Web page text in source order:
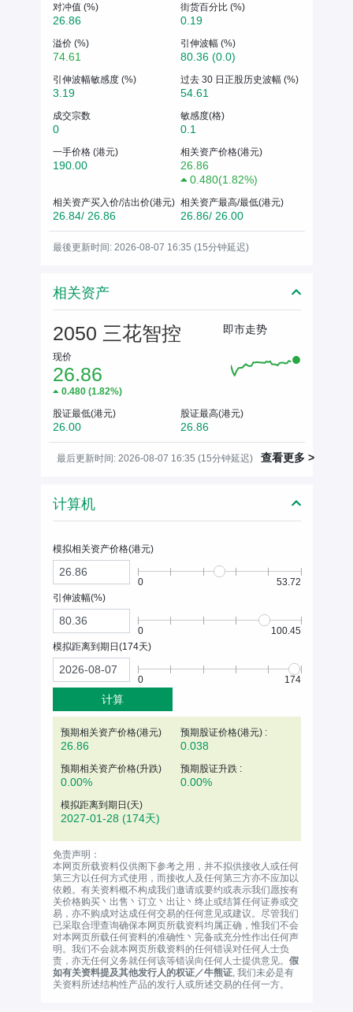
对冲值 (%)
26.86
街货百分比 (%)
0.19
溢价 (%)
74.61
引伸波幅 (%)
80.36 (0.0)
引伸波幅敏感度 (%)
3.19
过去 30 日正股历史波幅 (%)
54.61
成交宗数
0
敏感度(格)
0.1
一手价格 (港元)
190.00
相关资产价格(港元)
26.86
0.480(1.82%)
相关资产买入价/沽出价(港元)
26.84/ 26.86
相关资产最高/最低(港元)
26.86/ 26.00
最後更新时间: 2026-08-07 16:35 (15分钟延迟)
相关资产
2050 三花智控
现价
26.86
0.480(1.82%)
即市走势
股证最低(港元)
26.00
股证最高(港元)
26.86
最后更新时间: 2026-08-07 16:35 (15分钟延迟) 查看更多 >
计算机
模拟相关资产价格(港元)
0
53.72
引伸波幅(%)
0
100.45
模拟距离到期日(174天)
0 174
计算
预期相关资产价格(港元)
26.86
预期股证价格(港元) :
0.038
预期相关资产价格(升跌)
0.00%
预期股证升跌 :
0.00%
模拟距离到期日(天)
2027-01-28 (174天)
免责声明：
本网页所载资料仅供阁下参考之用，并不拟供接收人或任何
第三方以任何方式使用，而接收人及任何第三方亦不应加以
依赖。有关资料概不构成我们邀请或要约或表示我们愿按有
关价格购买丶出售丶订立丶出让丶终止或结算任何证券或交
易，亦不购成对达成任何交易的任何意见或建议。尽管我们
已采取合理查询确保本网页所载资料均属正确，惟我们不会
对本网页所载任何资料的准确性丶完备或充分性作出任何声
明。我们不会就本网页所载资料的任何错误对任何人士负
责，亦无任何义务就任何该等错误向任何人士提供意见。 假
如有关资料提及其他发行人的权证／牛熊证, 我们未必是有
关资料所述结构性产品的发行人或所述交易的任何一方。